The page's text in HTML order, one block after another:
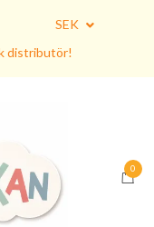
SEK
distributör!
0